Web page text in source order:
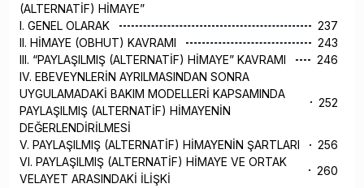
(ALTERNATİF) HİMAYE”
I. GENEL OLARAK
237
II. HİMAYE (OBHUT) KAVRAMI
243
III. “PAYLAŞILMIŞ (ALTERNATİF) HİMAYE” KAVRAMI
246
IV. EBEVEYNLERİN AYRILMASINDAN SONRA
UYGULAMADAKİ BAKIM MODELLERİ KAPSAMINDA
PAYLAŞILMIŞ (ALTERNATİF) HİMAYENİN
DEĞERLENDİRİLMESİ
252
V. PAYLAŞILMIŞ (ALTERNATİF) HİMAYENİN ŞARTLARI
256
VI. PAYLAŞILMIŞ (ALTERNATİF) HİMAYE VE ORTAK
VELAYET ARASINDAKİ İLİŞKİ
260